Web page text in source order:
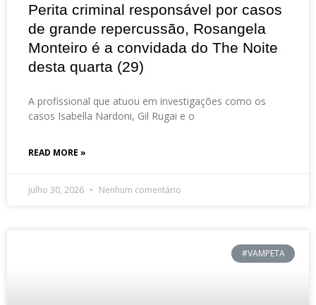
Perita criminal responsável por casos
de grande repercussão, Rosangela
Monteiro é a convidada do The Noite
desta quarta (29)
A profissional que atuou em investigações como os
casos Isabella Nardoni, Gil Rugai e o
READ MORE »
julho 30, 2026 Nenhum comentário
#VAMPETA